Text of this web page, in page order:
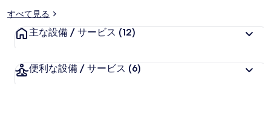
件
の
ミ
すべて見る
主な設備 / サービス (12)
便利な設備 / サービス (6)